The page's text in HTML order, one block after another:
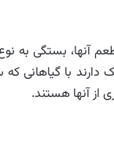
بستگی به
دارند با
از آنها هستند.